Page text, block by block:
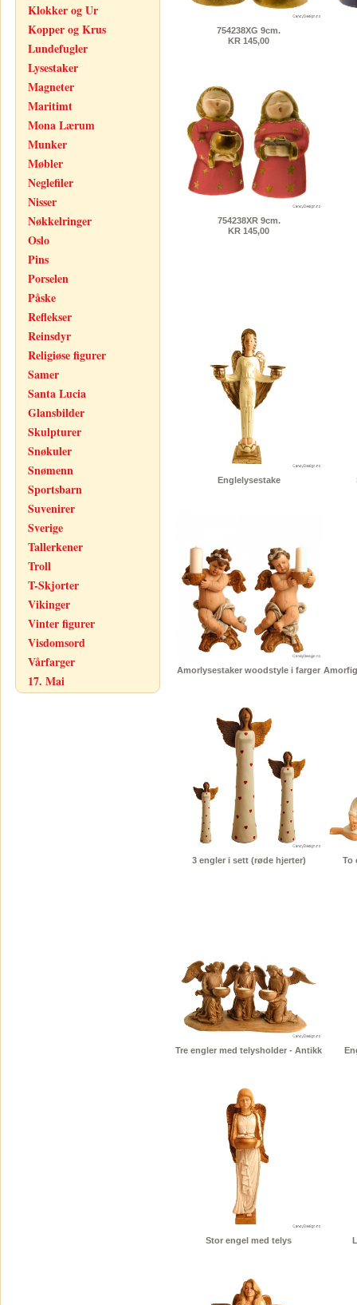
Klokker og Ur
Kopper og Krus
Lundefugler
Lysestaker
Magneter
Maritimt
Mona Lærum
Munker
Møbler
Neglefiler
Nisser
Nøkkelringer
Oslo
Pins
Porselen
Påske
Reflekser
Reinsdyr
Religiøse figurer
Samer
Santa Lucia
Glansbilder
Skulpturer
Snøkuler
Snømenn
Sportsbarn
Suvenirer
Sverige
Tallerkener
Troll
T-Skjorter
Vikinger
Vinter figurer
Visdomsord
Vårfarger
17. Mai
754238XG 9cm.
KR 145,00
754238XR 9cm.
KR 145,00
Englelysestake
Amorlysestaker woodstyle i farger
3 engler i sett (røde hjerter) To
Tre engler med telysholder - Antikk
Stor engel med telys